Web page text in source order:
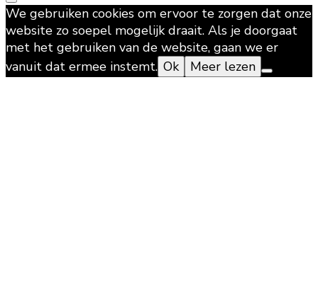
We gebruiken cookies om ervoor te zorgen dat onze
website zo soepel mogelijk draait. Als je doorgaat
met het gebruiken van de website, gaan we er
vanuit dat ermee instemt. Ok Meer lezen